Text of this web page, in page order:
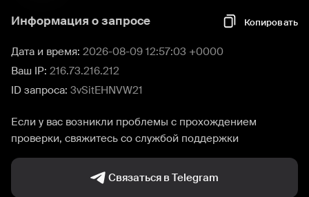
Информация о запросе Копировать
Дата и время: 2026-08-09 12:57:03 +0000
Ваш IP: 216.73.216.212
ID запроса: 3vSitEHNVW21
Если у вас возникли проблемы с прохождением
проверки, свяжитесь со службой поддержки
Связаться в Telegram